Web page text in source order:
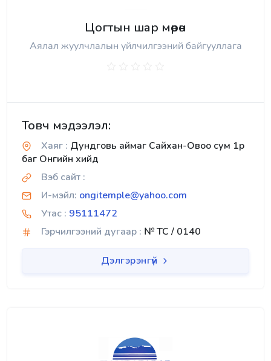
Цогтын шар мөрөн
Аялал жуулчлалын үйлчилгээний байгууллага
Товч мэдээлэл:
Хаяг : Дундговь аймаг Сайхан-Овоо сум 1р
баг Онгийн хийд
Вэб сайт :
И-мэйл: ongitemple@yahoo.com
Утас : 95111472
Гэрчилгээний дугаар : № TC / 0140
Дэлгэрэнгүй